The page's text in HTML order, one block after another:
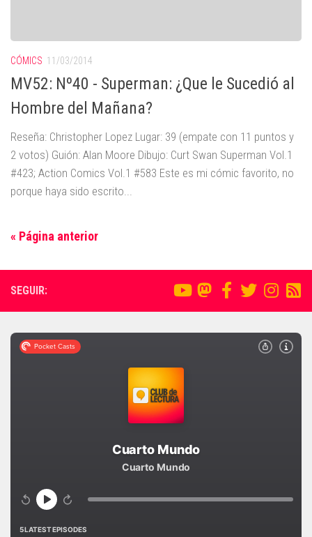
CÓMICS 11/03/2014
MV52: Nº40 - Superman: ¿Que le Sucedió al
Hombre del Mañana?
Reseña: Christopher Lopez Lugar: 39 (empate con 11 puntos y
2 votos) Guión: Alan Moore Dibujo: Curt Swan Superman Vol.1
#423; Action Comics Vol.1 #583 Este es mi cómic favorito, no
porque haya sido escrito...
« Página anterior
SEGUIR: